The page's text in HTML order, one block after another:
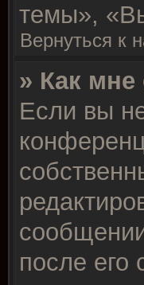
темы»,
Вернуться к
» Как мне
Если вы
после его